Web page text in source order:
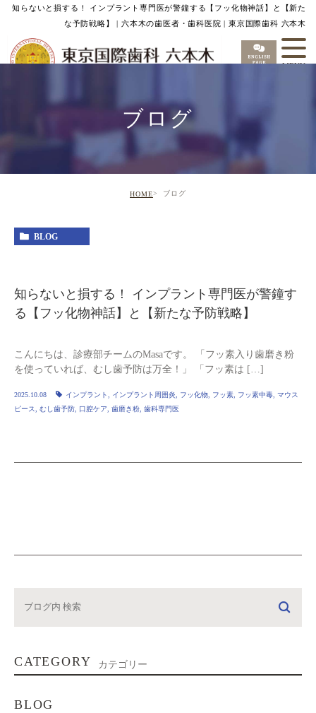
知らないと損する！ インプラント専門医が警鐘する【フッ化物神話】と【新た
な予防戦略】 | 六本木の歯医者・歯科医院 | 東京国際歯科 六本木
ブログ
HOME ブログ
BLOG
知らないと損する！ インプラント専門医が警鐘す
る【フッ化物神話】と【新たな予防戦略】
こんにちは、診療部チームのMasaです。 「フッ素入り歯磨き粉
を使っていれば、むし歯予防は万全！」 「フッ素は […]
2025.10.08 インプラント インプラント周囲炎 フッ化物 フッ素 フッ素中毒 マウス
ピース
むし歯予防 口腔ケア 歯磨き粉 歯科専門医
CATEGORY カテゴリー
BLOG